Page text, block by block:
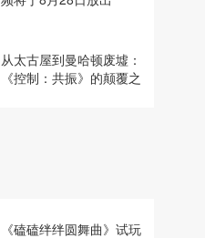
从太古屋到曼哈顿废墟：
《控制：共振》的颠覆之
《磕磕绊绊圆舞曲》试玩